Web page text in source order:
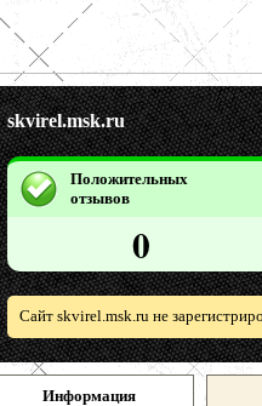
skvirel.msk.ru
Положительных
отзывов
0
Сайт skvirel.msk.ru не
Информация